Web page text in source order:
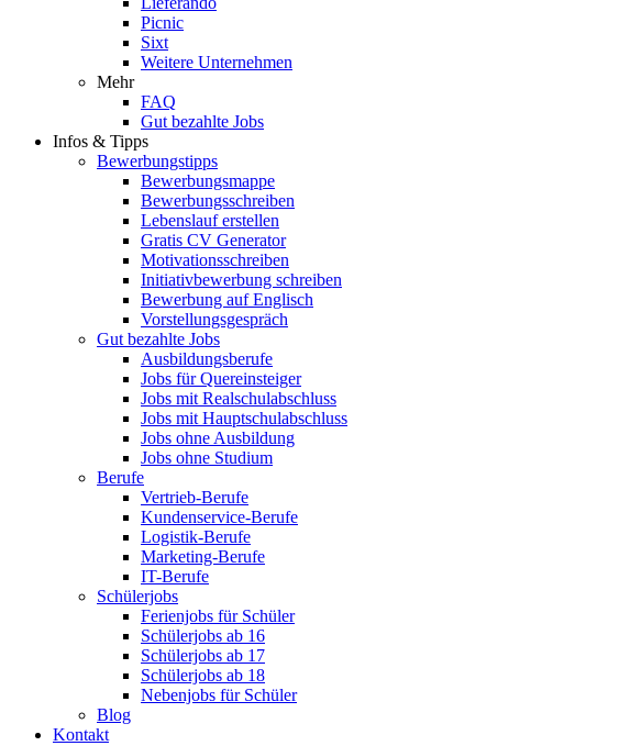
Picnic
Sixt
Weitere Unternehmen
Mehr
FAQ
Gut bezahlte Jobs
Infos & Tipps
Bewerbungstipps
Bewerbungsmappe
Bewerbungsschreiben
Lebenslauf erstellen
Gratis CV Generator
Motivationsschreiben
Initiativbewerbung schreiben
Bewerbung auf Englisch
Vorstellungsgespräch
Gut bezahlte Jobs
Ausbildungsberufe
Jobs für Quereinsteiger
Jobs mit Realschulabschluss
Jobs mit Hauptschulabschluss
Jobs ohne Ausbildung
Jobs ohne Studium
Berufe
Vertrieb-Berufe
Kundenservice-Berufe
Logistik-Berufe
Marketing-Berufe
IT-Berufe
Schülerjobs
Ferienjobs für Schüler
Schülerjobs ab 16
Schülerjobs ab 17
Schülerjobs ab 18
Nebenjobs für Schüler
Blog
Kontakt